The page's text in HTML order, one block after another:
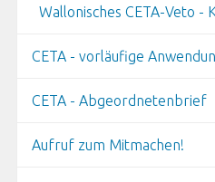
Wallonisches CETA-Veto -
CETA - vorläufige
CETA - Abgeordnetenbrief
Aufruf zum Mitmachen!